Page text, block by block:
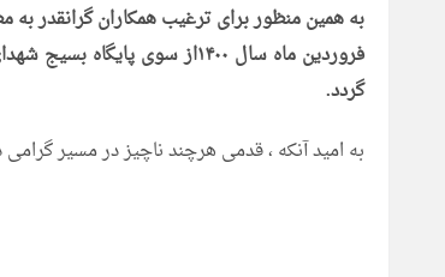
به همین منظور برای ترغیب همکاران گرانقدر
فروردین ماه سال ۱۴۰۰از
گردد.
به امید آنکه ، قدمی هرچند ناچیز در مسیر